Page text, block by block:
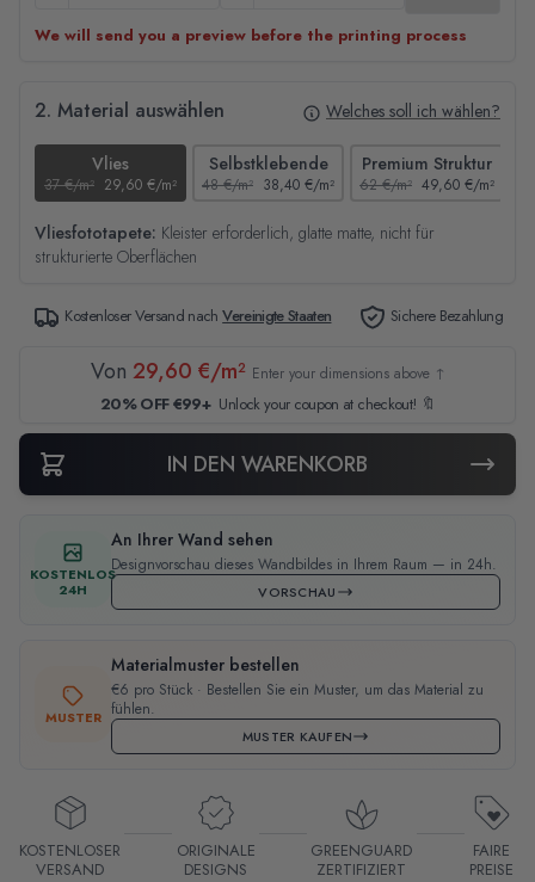
We will send you a preview before the printing process
2. Material auswählen Welches soll ich wählen?
Vlies
37 €/m² 29,60 €/m²
Selbstklebende
48 €/m² 38,40 €/m²
Premium Struktur
62 €/m² 49,60 €/m²
Vliesfototapete: Kleister erforderlich, glatte matte, nicht für
strukturierte Oberflächen
Kostenloser Versand nachVereinigte Staaten Sichere Bezahlung
Von 29,60 €/m² Enter your dimensions above ↑
20% OFF €99+ Unlock your coupon at checkout! 🔖
IN DEN WARENKORB
KOSTENLOS
24H
An Ihrer Wand sehen
Designvorschau dieses Wandbildes in Ihrem Raum — in 24h.
VORSCHAU
MUSTER
Materialmuster bestellen
€6 pro Stück · Bestellen Sie ein Muster, um das Material zu
fühlen.
MUSTER KAUFEN
KOSTENLOSER
VERSAND
ORIGINALE
DESIGNS
GREENGUARD
ZERTIFIZIERT
FAIRE
PREISE